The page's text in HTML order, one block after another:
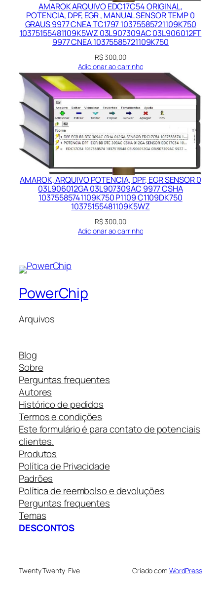
AMAROK ARQUIVO EDC17C54 ORIGINAL,
POTENCIA, DPF, EGR , MANUAL SENSOR TEMP 0
GRAUS 9977 CNEA TC1797 10375585721109K750
10375155481109K5WZ 03L907309AC 03L906012FT
9977 CNEA 10375585721109K750
R$300,00
Adicionar ao carrinho
AMAROK, ARQUIVO POTENCIA, DPF, EGR SENSOR 0
03L906012GA 03L907309AC 9977 CSHA
10375585741109K750 P1109 C1109DK750
10375155481109K5WZ
R$300,00
Adicionar ao carrinho
PowerChip
Arquivos
Blog
Sobre
Perguntas frequentes
Autores
Histórico de pedidos
Termos e condições
Este formulário é para contato de potenciais
clientes.
Produtos
Política de Privacidade
Padrões
Política de reembolso e devoluções
Perguntas frequentes
Temas
DESCONTOS
Twenty Twenty-Five Criado com WordPress